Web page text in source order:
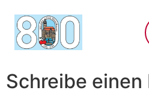
springen
Schreibe einen